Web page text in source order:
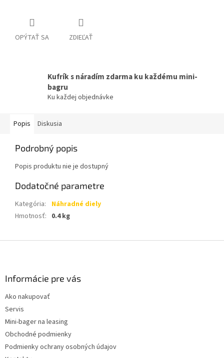
OPÝTAŤ SA ZDIEĽAŤ
Kufrík s náradím zdarma ku každému mini-
bagru
Ku každej objednávke
Popis Diskusia
Podrobný popis
Popis produktu nie je dostupný
Dodatočné parametre
Kategória:
Náhradné diely
Hmotnosť: 0.4 kg
Informácie pre vás
Ako nakupovať
Servis
Mini-bager na leasing
Obchodné podmienky
Podmienky ochrany osobných údajov